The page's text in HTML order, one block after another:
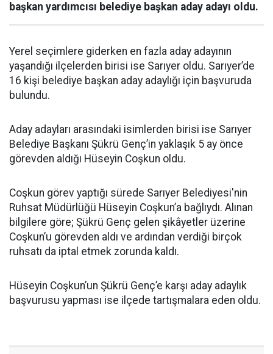
başkan yardımcısı belediye başkan aday adayı oldu.
Yerel seçimlere giderken en fazla aday adayının
yaşandığı ilçelerden birisi ise Sarıyer oldu. Sarıyer’de
16 kişi belediye başkan aday adaylığı için başvuruda
bulundu.
Aday adayları arasındaki isimlerden birisi ise Sarıyer
Belediye Başkanı Şükrü Genç’in yaklaşık 5 ay önce
görevden aldığı Hüseyin Coşkun oldu.
Coşkun görev yaptığı sürede Sarıyer Belediyesi'nin
Ruhsat Müdürlüğü Hüseyin Coşkun’a bağlıydı. Alınan
bilgilere göre; Şükrü Genç gelen şikâyetler üzerine
Coşkun’u görevden aldı ve ardından verdiği birçok
ruhsatı da iptal etmek zorunda kaldı.
Hüseyin Coşkun’un Şükrü Genç’e karşı aday adaylık
başvurusu yapması ise ilçede tartışmalara eden oldu.